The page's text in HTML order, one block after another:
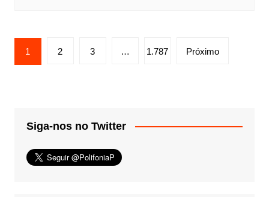
Paginação
de
1 2 3 … 1.787 Próximo
Siga-nos no Twitter